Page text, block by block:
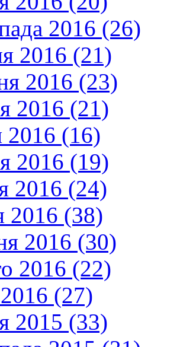
2016 (26)
2016 (21)
2016 (23)
2016 (21)
2016 (16)
2016 (19)
2016 (24)
2016 (38)
2016 (30)
2016 (22)
(27)
2015 (33)